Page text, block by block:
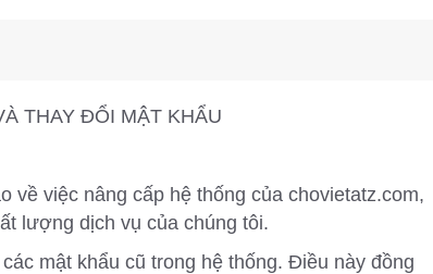
THAY ĐỔI MẬT KHẨU
về việc nâng cấp hệ thống của chovietatz.com,
lượng dịch vụ của chúng tôi.
mật khẩu cũ trong hệ thống. Điều này đồng